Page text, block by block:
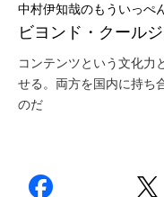
ビヨンド・クール
中村伊知哉のもういっぺ
コンテンツという文化力
せる。両方を国内に持ち
のだ